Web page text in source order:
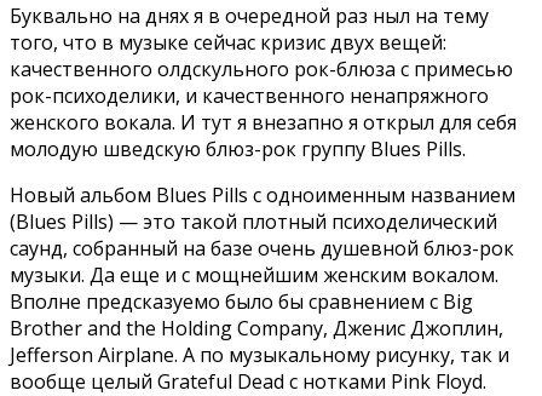
Буквально на днях я в очередной раз ныл на тему
того, что в музыке сейчас кризис двух вещей:
качественного олдскульного рок-блюза с примесью
рок-психоделики, и качественного ненапряжного
женского вокала. И тут я внезапно я открыл для себя
молодую шведскую блюз-рок группу Blues Pills.
Новый альбом Blues Pills с одноименным названием
(Blues Pills) — это такой плотный психоделический
саунд, собранный на базе очень душевной блюз-рок
музыки. Да еще и с мощнейшим женским вокалом.
Вполне предсказуемо было бы сравнением с Big
Brother and the Holding Company, Дженис Джоплин,
Jefferson Airplane. А по музыкальному рисунку, так и
вообще целый Grateful Dead с нотками Pink Floyd.